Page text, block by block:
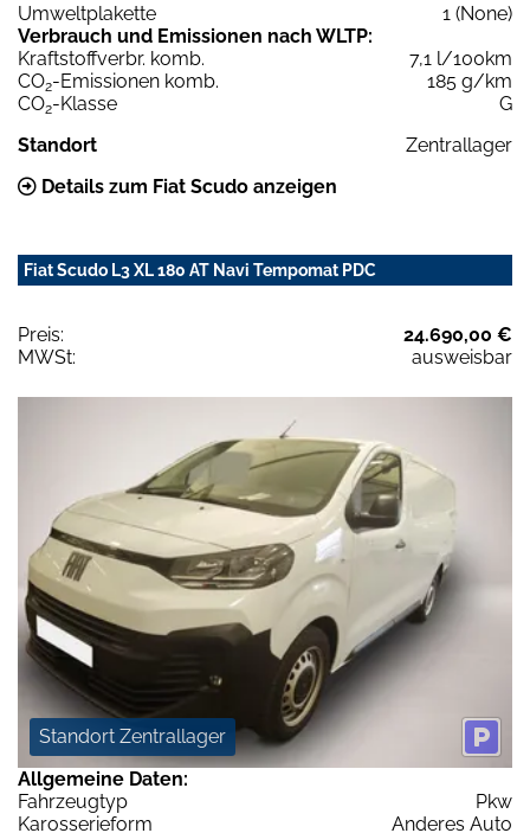
Umweltplakette
1 (None)
Verbrauch und Emissionen nach WLTP:
Kraftstoffverbr. komb.
7,1 l/100km
CO2-Emissionen komb.
185 g/km
CO2-Klasse
G
Standort
Zentrallager
Details zum Fiat Scudo anzeigen
Fiat Scudo L3 XL 180 AT Navi Tempomat PDC
Preis:
24.690,00 €
MWSt:
ausweisbar
Standort Zentrallager
Allgemeine Daten:
Fahrzeugtyp
Pkw
Karosserieform
Anderes Auto